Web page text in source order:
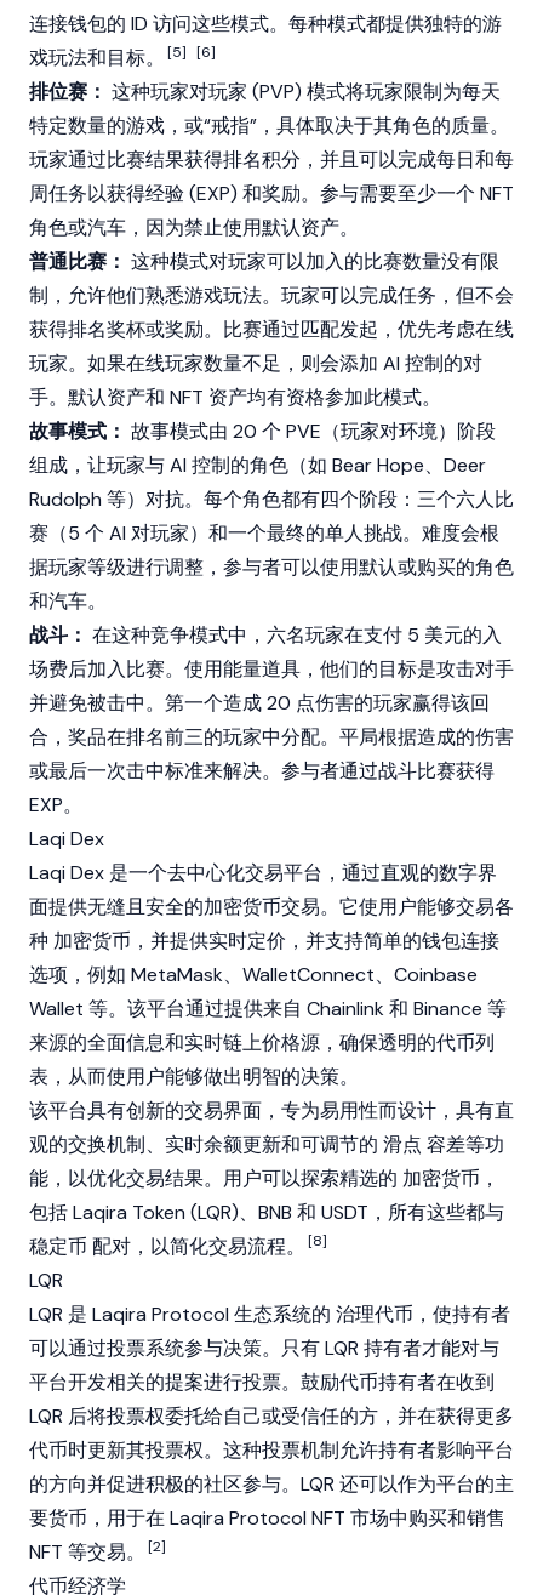
连接钱包的 ID 访问这些模式。每种模式都提供独特的游
戏玩法和目标。
[5] [6]
排位赛： 这种玩家对玩家 (PVP) 模式将玩家限制为每天
特定数量的游戏，或“戒指”，具体取决于其角色的质量。
玩家通过比赛结果获得排名积分，并且可以完成每日和每
周任务以获得经验 (EXP) 和奖励。参与需要至少一个 NFT
角色或汽车，因为禁止使用默认资产。
普通比赛： 这种模式对玩家可以加入的比赛数量没有限
制，允许他们熟悉游戏玩法。玩家可以完成任务，但不会
获得排名奖杯或奖励。比赛通过匹配发起，优先考虑在线
玩家。如果在线玩家数量不足，则会添加 AI 控制的对
手。默认资产和 NFT 资产均有资格参加此模式。
故事模式： 故事模式由 20 个 PVE（玩家对环境）阶段
组成，让玩家与 AI 控制的角色（如 Bear Hope、Deer
Rudolph 等）对抗。每个角色都有四个阶段：三个六人比
赛（5 个 AI 对玩家）和一个最终的单人挑战。难度会根
据玩家等级进行调整，参与者可以使用默认或购买的角色
和汽车。
战斗： 在这种竞争模式中，六名玩家在支付 5 美元的入
场费后加入比赛。使用能量道具，他们的目标是攻击对手
并避免被击中。第一个造成 20 点伤害的玩家赢得该回
合，奖品在排名前三的玩家中分配。平局根据造成的伤害
或最后一次击中标准来解决。参与者通过战斗比赛获得
EXP。
Laqi Dex
Laqi Dex 是一个去中心化交易平台，通过直观的数字界
面提供无缝且安全的加密货币交易。它使用户能够交易各
种 加密货币 ，并提供实时定价，并支持简单的钱包连接
选项，例如 MetaMask、WalletConnect、 Coinbase
Wallet 等。该平台通过提供来自 Chainlink和 Binance 等
来源的全面信息和实时链上价格源，确保透明的代币列
表，从而使用户能够做出明智的决策。
该平台具有创新的交易界面，专为易用性而设计，具有直
观的交换机制、实时余额更新和可调节的 滑点 容差等功
能，以优化交易结果。用户可以探索精选的 加密货币 ，
包括 Laqira Token (LQR)、 BNB 和 USDT ，所有这些都与
稳定币 配对，以简化交易流程。 [8]
LQR
LQR 是 Laqira Protocol 生态系统的 治理代币 ，使持有者
可以通过投票系统参与决策。只有 LQR 持有者才能对与
平台开发相关的提案进行投票。鼓励代币持有者在收到
LQR 后将投票权委托给自己或受信任的方，并在获得更多
代币时更新其投票权。这种投票机制允许持有者影响平台
的方向并促进积极的社区参与。LQR 还可以作为平台的主
要货币，用于在 Laqira Protocol NFT 市场中购买和销售
NFT 等交易。 [2]
代币经济学